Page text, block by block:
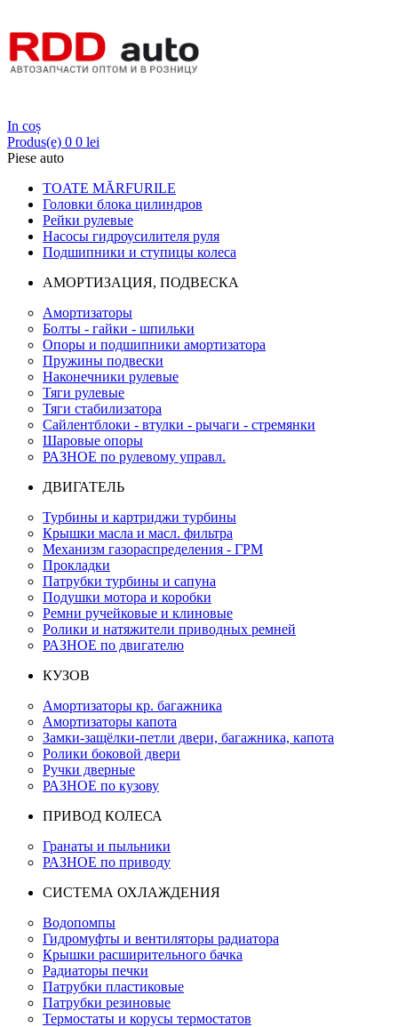
In coș
Produs(e) 0 0 lei
Piese auto
TOATE MĂRFURILE
Головки блока цилиндров
Рейки рулевые
Насосы гидроусилителя руля
Подшипники и ступицы колеса
АМОРТИЗАЦИЯ, ПОДВЕСКА
Амортизаторы
Болты - гайки - шпильки
Опоры и подшипники амортизатора
Пружины подвески
Наконечники рулевые
Тяги рулевые
Тяги стабилизатора
Сайлентблоки - втулки - рычаги - стремянки
Шаровые опоры
РАЗНОЕ по рулевому управл.
ДВИГАТЕЛЬ
Турбины и картриджи турбины
Крышки масла и масл. фильтра
Механизм газораспределения - ГРМ
Прокладки
Патрубки турбины и сапуна
Подушки мотора и коробки
Ремни ручейковые и клиновые
Ролики и натяжители приводных ремней
РАЗНОЕ по двигателю
КУЗОВ
Амортизаторы кр. багажника
Амортизаторы капота
Замки-защёлки-петли двери, багажника, капота
Ролики боковой двери
Ручки дверные
РАЗНОЕ по кузову
ПРИВОД КОЛЕСА
Гранаты и пыльники
РАЗНОЕ по приводу
СИСТЕМА ОХЛАЖДЕНИЯ
Водопомпы
Гидромуфты и вентиляторы радиатора
Крышки расширительного бачка
Радиаторы печки
Патрубки пластиковые
Патрубки резиновые
Термостаты и корусы термостатов